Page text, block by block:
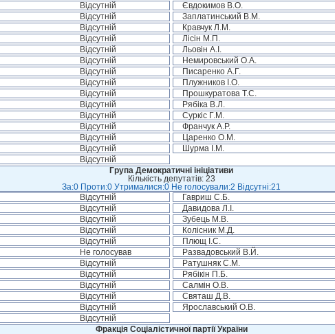
Відсутній Євдокимов В.О.
Відсутній Заплатинський В.М.
Відсутній Кравчук Л.М.
Відсутній Лісін М.П.
Відсутній Льовін А.І.
Відсутній Немировський О.А.
Відсутній Писаренко А.Г.
Відсутній Плужников І.О.
Відсутній Прошкуратова Т.С.
Відсутній Рябіка В.Л.
Відсутній Суркіс Г.М.
Відсутній Франчук А.Р.
Відсутній Царенко О.М.
Відсутній Шурма І.М.
Відсутній
Група Демократичні ініціативи
Кількість депутатів: 23
За:0 Проти:0 Утрималися:0 Не голосували:2 Відсутні:21
Відсутній Гавриш С.Б.
Відсутній Давидова Л.І.
Відсутній Зубець М.В.
Відсутній Колісник М.Д.
Відсутній Плющ І.С.
Не голосував Развадовський В.Й.
Відсутній Ратушняк С.М.
Відсутній Рябікін П.Б.
Відсутній Салмін О.В.
Відсутній Святаш Д.В.
Відсутній Ярославський О.В.
Відсутній
Фракція Соціалістичної партії України